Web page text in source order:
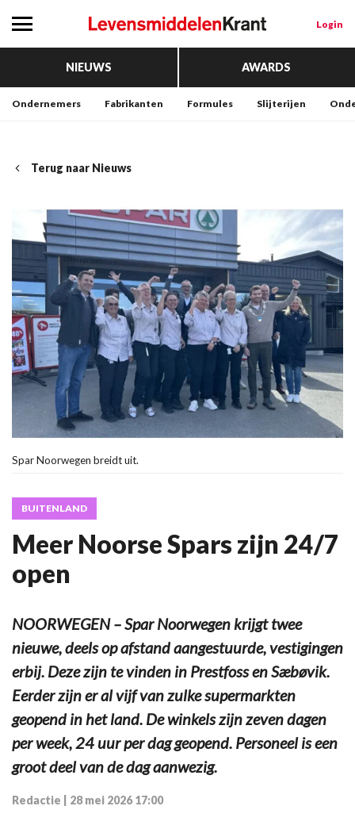
Login
NIEUWS AWARDS
Ondernemers Fabrikanten Formules Slijterijen
Terug naar Nieuws
Spar Noorwegen breidt uit.
BUITENLAND
Meer Noorse Spars zijn 24/7
open
NOORWEGEN – Spar Noorwegen krijgt twee
nieuwe, deels op afstand aangestuurde, vestigingen
erbij. Deze zijn te vinden in Prestfoss en Sæbøvik.
Eerder zijn er al vijf van zulke supermarkten
geopend in het land. De winkels zijn zeven dagen
per week, 24 uur per dag geopend. Personeel is een
groot deel van de dag aanwezig.
Redactie 28 mei 2026 17:00